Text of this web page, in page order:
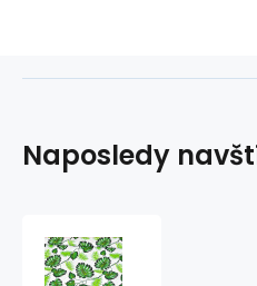
Naposledy